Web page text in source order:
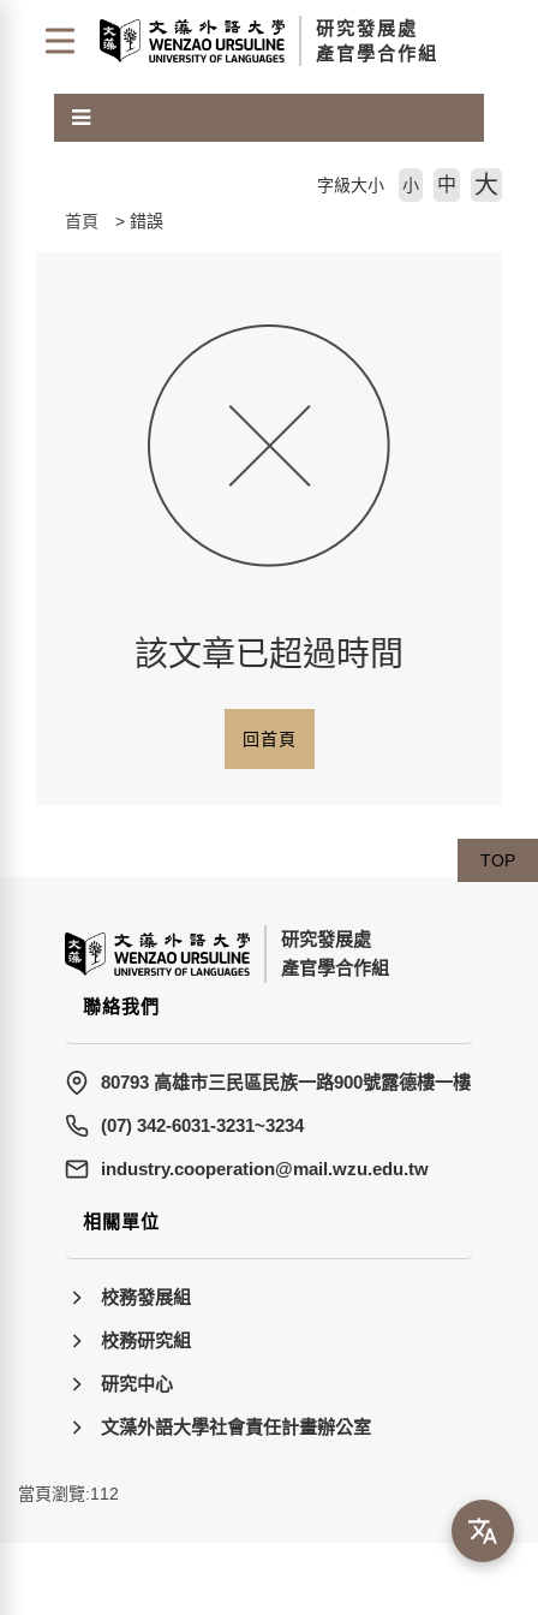
首頁
錯誤
字級大小 小 中 大
該文章已超過時間
回首頁
研究發展處
產官學合作組
聯絡我們
80793 高雄市三民區民族一路900號露德樓一樓
(07) 342-6031-3231~3234
wt.ude.uzw.liam@noitarepooc.yrtsudni
相關單位
校務發展組
校務研究組
研究中心
文藻外語大學社會責任計畫辦公室
當頁瀏覽:112
TOP
研究發展處
產官學合作組